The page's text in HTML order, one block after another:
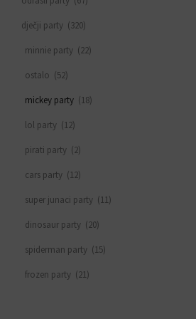
dječji party (320)
minnie party (22)
ostalo (52)
mickey party (18)
lol party (12)
pirati party (2)
cars party (12)
super junaci party (11)
dinosaur party (20)
spiderman party (15)
frozen party (21)